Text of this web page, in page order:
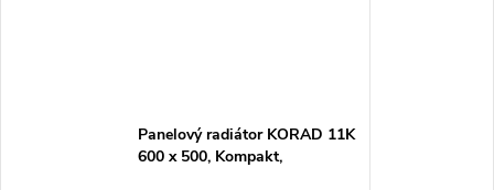
Panelový radiátor KORAD 11K
600 x 500, Kompakt,